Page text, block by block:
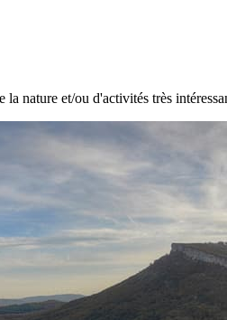
nature et/ou d'activités très